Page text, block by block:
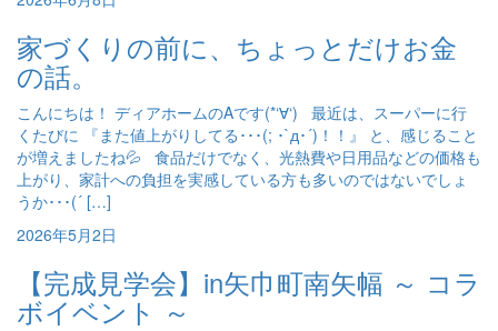
家づくりの前に、ちょっとだけお金
の話。
こんにちは！ ディアホームのAです(*‘∀‘) 最近は、スーパーに行
くたびに 『また値上がりしてる･･･(; ･`д･´)！！』 と、感じること
が増えましたね💦 食品だけでなく、光熱費や日用品などの価格も
上がり、家計への負担を実感している方も多いのではないでしょ
うか･･･(´ […]
2026年5月2日
【完成見学会】in矢巾町南矢幅 ～ コラ
ボイベント ～